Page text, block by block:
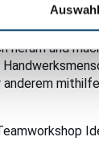
ein schlechtes
Maren
herum und